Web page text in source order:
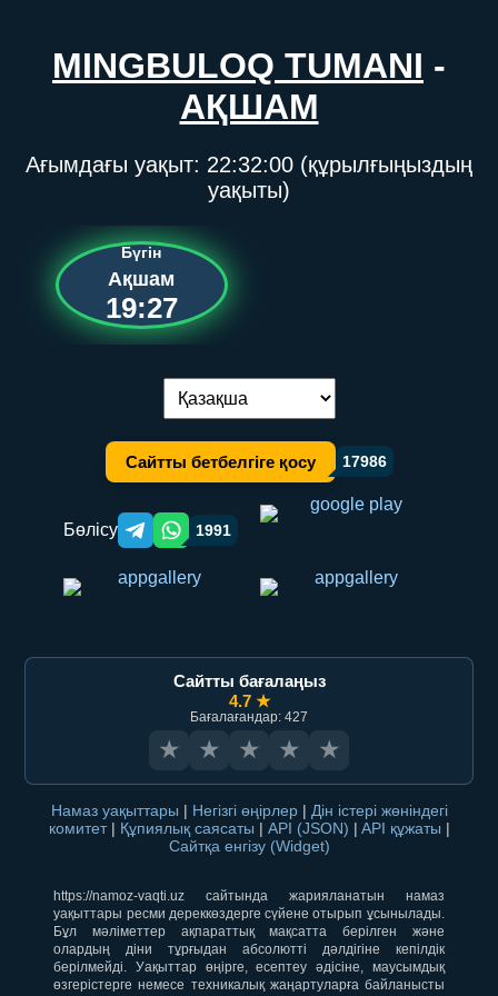
MINGBULOQ TUMANI -
АҚШАМ
Ағымдағы уақыт: 22:32:00 (құрылғыңыздың
уақыты)
Бүгін
Ақшам
19:27
Тілді ауыстыру:
Сайтты бетбелгіге қосу 17986
Бөлісу Telegram orqali ulashish
WhatsApp orqali ulashish
1991
Сайтты бағалаңыз
4.7 ★
Бағалағандар: 427
★ ★ ★ ★ ★
Намаз уақыттары | Негізгі өңірлер | Дін істері жөніндегі
комитет | Құпиялық саясаты | API (JSON) | API құжаты |
Сайтқа енгізу (Widget)
https://namoz-vaqti.uz сайтында жарияланатын намаз
уақыттары ресми дереккөздерге сүйене отырып ұсынылады.
Бұл мәліметтер ақпараттық мақсатта берілген және
олардың діни тұрғыдан абсолютті дәлдігіне кепілдік
берілмейді. Уақыттар өңірге, есептеу әдісіне, маусымдық
өзгерістерге немесе техникалық жаңартуларға байланысты